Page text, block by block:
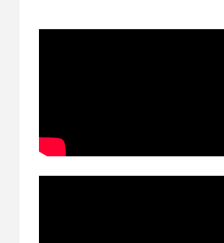
Доставка серцевин від